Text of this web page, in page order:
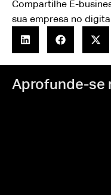
Compartilhe E-
sua empresa no
Aprofunde-se